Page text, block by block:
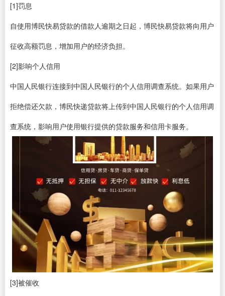
[1]罚息
自使用博民快易贷款的借款人逾期之日起，博民快易贷款将向用户
征收高额罚息，增加用户的经济负担。
[2]影响个人信用
中国人民银行连接到中国人民银行的个人信用调查系统。如果用户
拒绝偿还欠款，博民快递贷款将上传到中国人民银行的个人信用调
查系统，影响用户使用银行提供的贷款服务和信用卡服务。
[3]被催收